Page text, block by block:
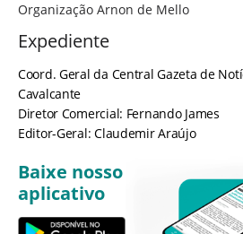
Organização Arnon de Mello
Expediente
Coord. Geral da Central Gazeta de
Cavalcante
Diretor Comercial: Fernando James
Editor-Geral: Claudemir Araújo
Baixe nosso
aplicativo